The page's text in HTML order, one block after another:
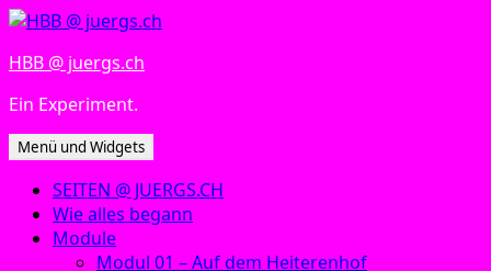
Zum
springen
HBB @ juergs.ch
Ein Experiment.
Menü und Widgets
SEITEN @ JUERGS.CH
Wie alles begann
Module
Modul 01 – Auf dem Heiterenhof